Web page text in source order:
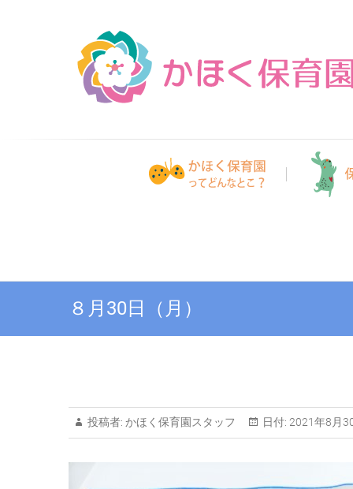
８月30日（月）
投稿者: かほく保育園スタッフ 日付: 2021年8月